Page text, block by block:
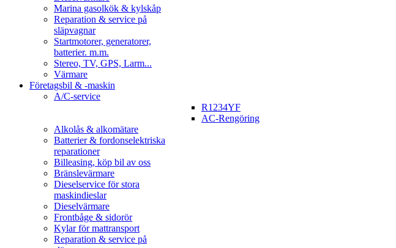
Marina gasolkök & kylskåp
Reparation & service på
släpvagnar
Startmotorer, generatorer,
batterier. m.m.
Stereo, TV, GPS, Larm...
Värmare
Företagsbil & -maskin
A/C-service
R1234YF
AC-Rengöring
Alkolås & alkomätare
Batterier & fordonselektriska
reparationer
Billeasing, köp bil av oss
Bränslevärmare
Dieselservice för stora
maskindieslar
Dieselvärmare
Frontbåge & sidorör
Kylar för mattransport
Reparation & service på